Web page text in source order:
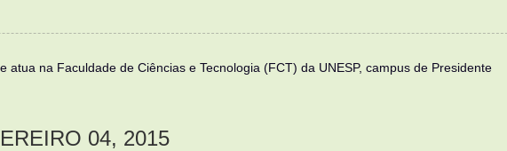
atua na Faculdade de Ciências e Tecnologia (FCT) da UNESP, campus de Presidente
04, 2015